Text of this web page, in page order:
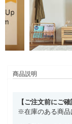
商品説明
【ご注文前にご確
※在庫のある商品